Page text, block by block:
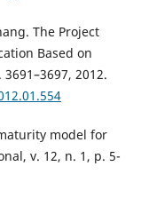
The Project
Based on
2012.
model for
v. 12, n. 1, p. 5-